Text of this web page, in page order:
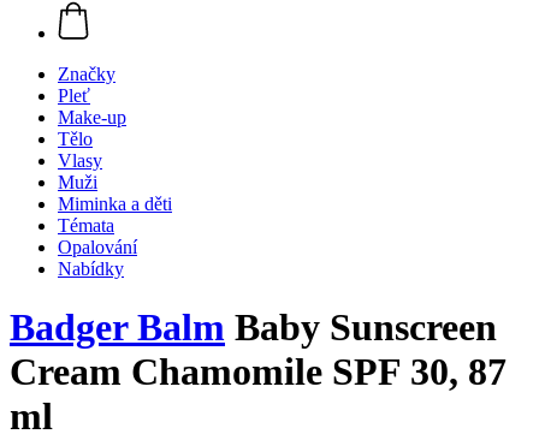
Značky
Pleť
Make-up
Tělo
Vlasy
Muži
Miminka a děti
Témata
Opalování
Nabídky
Badger Balm Baby Sunscreen
Cream Chamomile SPF 30, 87
ml